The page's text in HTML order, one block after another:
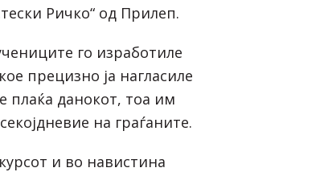
Ричко“ од Прилеп.
го изработиле
прецизно ја нагласиле
плаќа данокот, тоа им
на граѓаните.
и во навистина